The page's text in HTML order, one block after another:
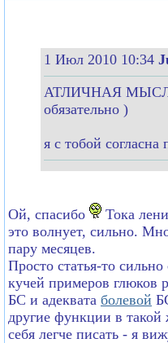
1 Июл 2010 10:34
АТЛИЧНАЯ
обязательно )
я с тобой
Ой, спасибо
Тока
это волнует, сильно.
пару месяцев.
Просто статья-то сильно
кучей примеров глюков
БС и адеквата болевой
другие функции в
себя легче писать - я